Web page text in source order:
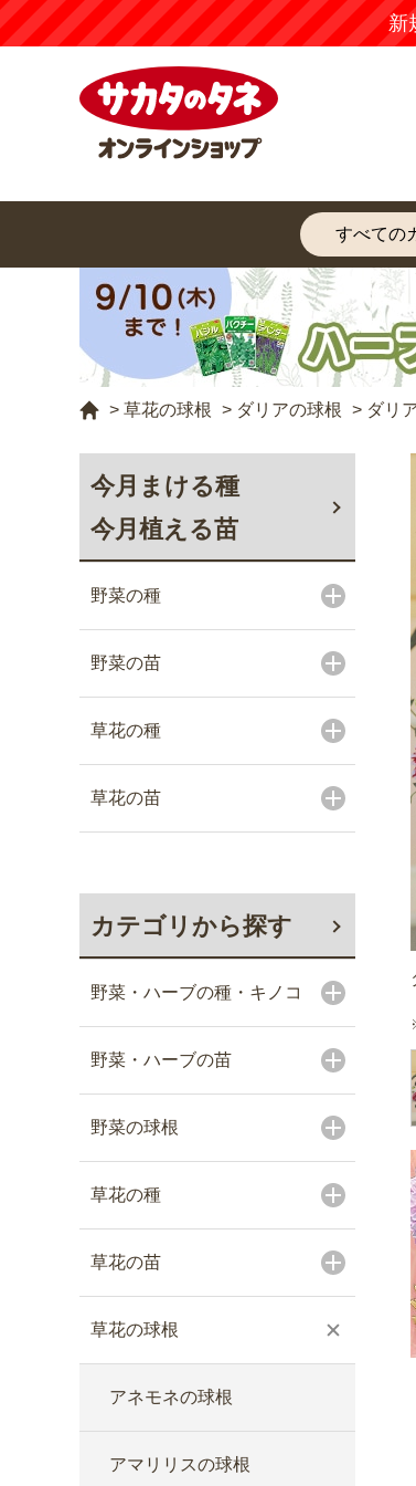
新
> 草花の球根 > ダリアの球根 > ダリ
今月まける種
今月植える苗
野菜の種
野菜の苗
草花の種
草花の苗
カテゴリから探す
野菜・ハーブの種・キノコ
野菜・ハーブの苗
野菜の球根
草花の種
草花の苗
草花の球根
アネモネの球根
アマリリスの球根